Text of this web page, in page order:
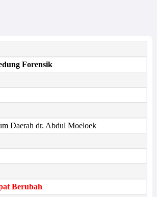
Forensik
Daerah dr. Abdul Moeloek
Berubah